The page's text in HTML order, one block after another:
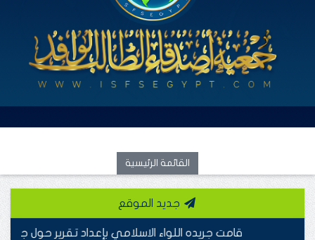
القائمة الرئيسية
جديد الموقع
قامت جريده اللواء الاسلامي بإعداد تقرير حول جمعية